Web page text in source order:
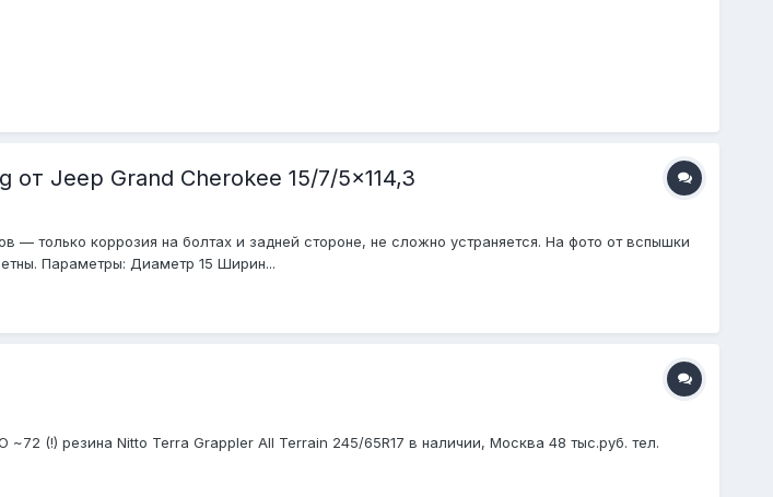
Jeep Grand Cherokee 15/7/5x114,3
только коррозия на болтах и задней стороне, не сложно устраняется. На фото от вспышки
Параметры: Диаметр 15 Ширин...
(!) резина Nitto Terra Grappler All Terrain 245/65R17 в наличии, Москва 48 тыс.руб. тел.